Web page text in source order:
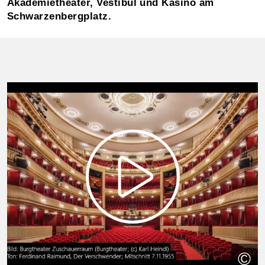
Akademietheater, Vestibül und Kasino am
Schwarzenbergplatz.
©